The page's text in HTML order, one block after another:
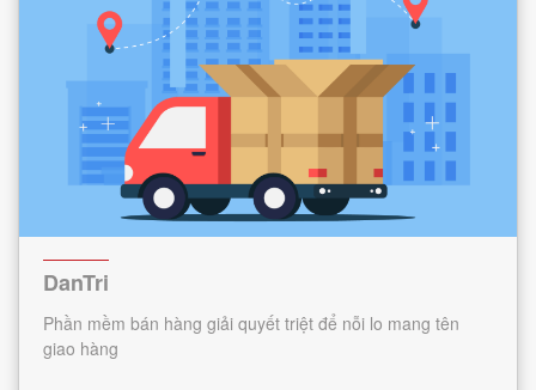
DanTri
Phần mềm bán hàng giải quyết triệt để nỗi lo mang tên
giao hàng